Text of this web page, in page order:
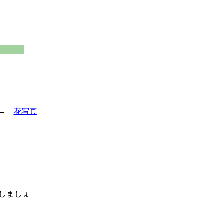
→ 花写真
ましょ